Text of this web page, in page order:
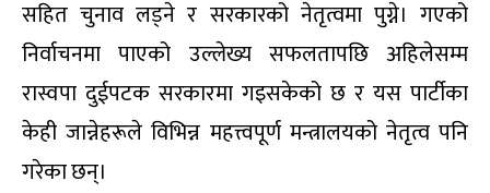
सहित चुनाव लड्ने र सरकारको नेतृत्वमा पुग्ने। गएको
निर्वाचनमा पाएको उल्लेख्य सफलतापछि अहिलेसम्म
रास्वपा दुईपटक सरकारमा गइसकेको छ र यस पार्टीका
केही जान्नेहरूले विभिन्न महत्त्वपूर्ण मन्त्रालयको नेतृत्व पनि
गरेका छन्।